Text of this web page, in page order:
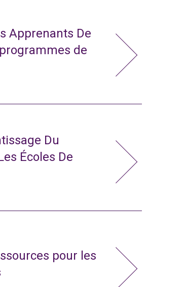
Apprenants De
de
Du
Écoles De
pour les